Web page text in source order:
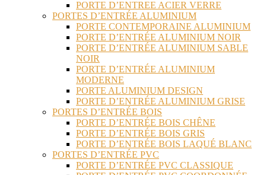
PORTE D’ENTREE ACIER VERRE
PORTES D’ENTRÉE ALUMINIUM
PORTE CONTEMPORAINE ALUMINIUM
PORTE D’ENTRÉE ALUMINIUM NOIR
PORTE D’ENTRÉE ALUMINIUM SABLE
NOIR
PORTE D’ENTRÉE ALUMINIUM
MODERNE
PORTE ALUMINIUM DESIGN
PORTE D’ENTRÉE ALUMINIUM GRISE
PORTES D’ENTRÉE BOIS
PORTE D’ENTRÉE BOIS CHÊNE
PORTE D’ENTRÉE BOIS GRIS
PORTE D’ENTRÉE BOIS LAQUÉ BLANC
PORTES D’ENTRÉE PVC
PORTE D’ENTRÉE PVC CLASSIQUE